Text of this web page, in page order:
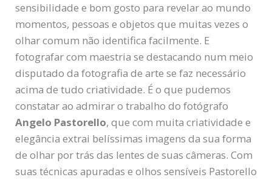
sensibilidade e bom gosto para revelar ao mundo
momentos, pessoas e objetos que muitas vezes o
olhar comum não identifica facilmente. E
fotografar com maestria se destacando num meio
disputado da fotografia de arte se faz necessário
acima de tudo criatividade. É o que pudemos
constatar ao admirar o trabalho do fotógrafo
Angelo Pastorello, que com muita criatividade e
elegância extrai belíssimas imagens da sua forma
de olhar por trás das lentes de suas câmeras. Com
suas técnicas apuradas e olhos sensíveis Pastorello